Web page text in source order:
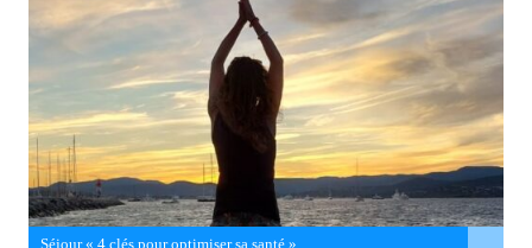
Séjour « 4 clés pour optimiser sa santé »